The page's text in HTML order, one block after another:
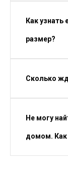
Как узнать
размер?
Сколько
Не могу
домом. Как